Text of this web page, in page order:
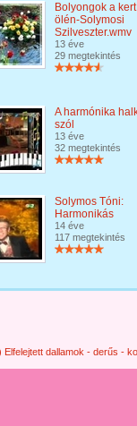
Bolyongok a kert
ölén-Solymosi
Szilveszter.wmv
13 éve
29 megtekintés
A harmónika
szól
13 éve
32 megtekintés
Solymos Tóni:
Harmonikás
14 éve
117 megtekintés
Elfelejtett dallamok - derűs -